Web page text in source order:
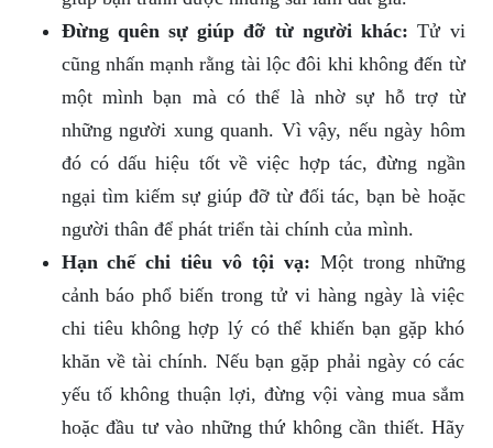
Đừng quên sự giúp đỡ từ người khác: Tử vi
cũng nhấn mạnh rằng tài lộc đôi khi không đến từ
một mình bạn mà có thể là nhờ sự hỗ trợ từ
những người xung quanh. Vì vậy, nếu ngày hôm
đó có dấu hiệu tốt về việc hợp tác, đừng ngần
ngại tìm kiếm sự giúp đỡ từ đối tác, bạn bè hoặc
người thân để phát triển tài chính của mình.
Hạn chế chi tiêu vô tội vạ: Một trong những
cảnh báo phổ biến trong tử vi hàng ngày là việc
chi tiêu không hợp lý có thể khiến bạn gặp khó
khăn về tài chính. Nếu bạn gặp phải ngày có các
yếu tố không thuận lợi, đừng vội vàng mua sắm
hoặc đầu tư vào những thứ không cần thiết. Hãy